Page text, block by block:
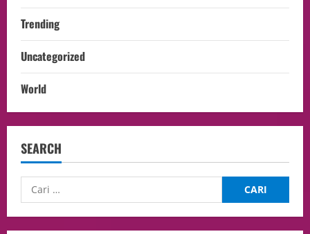
Trending
Uncategorized
World
SEARCH